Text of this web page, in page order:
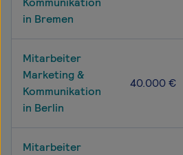
in Bremen
Mitarbeiter
Marketing &
Kommunikation
in Berlin
40.000 €
Mitarbeiter